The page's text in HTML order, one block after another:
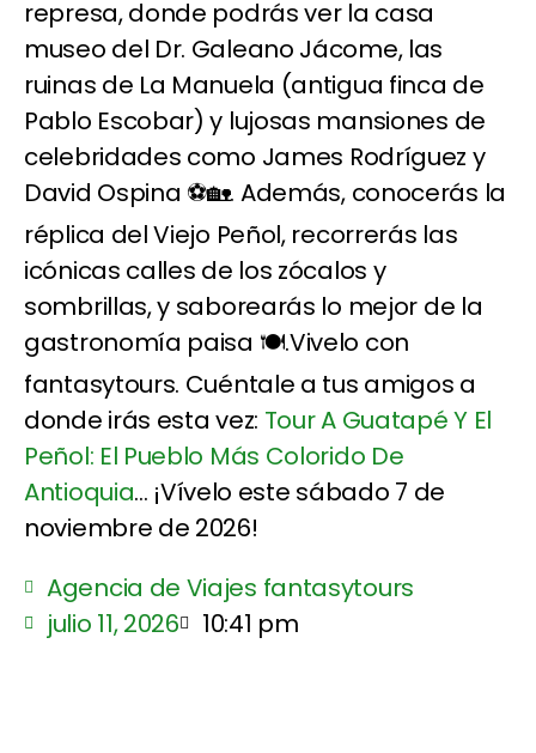
represa, donde podrás ver la casa
museo del Dr. Galeano Jácome, las
ruinas de La Manuela (antigua finca de
Pablo Escobar) y lujosas mansiones de
celebridades como James Rodríguez y
David Ospina ⚽🏡. Además, conocerás la
réplica del Viejo Peñol, recorrerás las
icónicas calles de los zócalos y
sombrillas, y saborearás lo mejor de la
gastronomía paisa 🍽️.Vivelo con
fantasytours. Cuéntale a tus amigos a
donde irás esta vez: Tour A Guatapé Y El
Peñol: El Pueblo Más Colorido De
Antioquia... ¡Vívelo este sábado 7 de
noviembre de 2026!
Agencia de Viajes fantasytours
julio 11, 2026
10:41 pm